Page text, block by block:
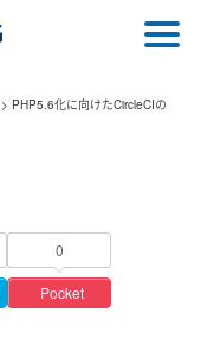
> PHP5.6化に向けたCircleCIの
0
Pocket